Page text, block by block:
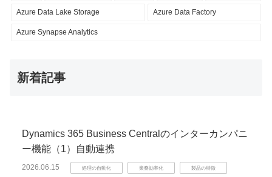
Azure Data Lake Storage Azure Data Factory
Azure Synapse Analytics
新着記事
Dynamics 365 Business Centralのインターカンパニ
ー機能（1）自動連携
2026.06.15 処理の自動化 業務効率化 製品の特徴